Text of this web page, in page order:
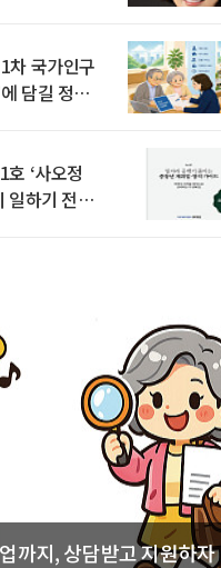
차 국가인구
담길 정책
‘사오정
하기 전략’
까지, 상담받고 지원하자